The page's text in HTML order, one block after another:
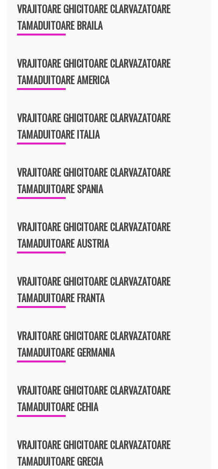
VRAJITOARE GHICITOARE CLARVAZATOARE
TAMADUITOARE BRAILA
VRAJITOARE GHICITOARE CLARVAZATOARE
TAMADUITOARE AMERICA
VRAJITOARE GHICITOARE CLARVAZATOARE
TAMADUITOARE ITALIA
VRAJITOARE GHICITOARE CLARVAZATOARE
TAMADUITOARE SPANIA
VRAJITOARE GHICITOARE CLARVAZATOARE
TAMADUITOARE AUSTRIA
VRAJITOARE GHICITOARE CLARVAZATOARE
TAMADUITOARE FRANTA
VRAJITOARE GHICITOARE CLARVAZATOARE
TAMADUITOARE GERMANIA
VRAJITOARE GHICITOARE CLARVAZATOARE
TAMADUITOARE CEHIA
VRAJITOARE GHICITOARE CLARVAZATOARE
TAMADUITOARE GRECIA